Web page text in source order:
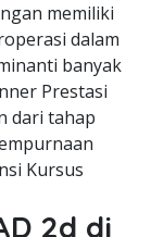
memiliki
dalam
banyak
Prestasi
dari tahap
Kursus
2d di